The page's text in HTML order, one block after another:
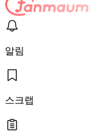
알림
스크랩